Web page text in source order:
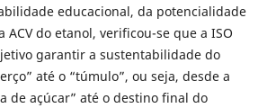
educacional, da potencialidade
do etanol, verificou-se que a ISO
garantir a sustentabilidade do
até o “túmulo”, ou seja, desde a
de açúcar” até o destino final do